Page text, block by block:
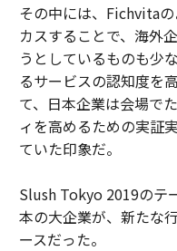
その中には、Fichvita
カスすることで、海外
うとしているものも少
るサービスの認知度を
て、日本企業は会場で
ィを高めるための実証
ていた印象だ。
Slush Tokyo 2019のテ
本の大企業が、新たな
ースだった。